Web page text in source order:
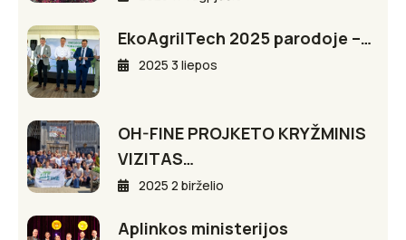
EkoAgriITech 2025 parodoje –…
2025 3 liepos
OH-FINE PROJKETO KRYŽMINIS
VIZITAS…
2025 2 birželio
Aplinkos ministerijos